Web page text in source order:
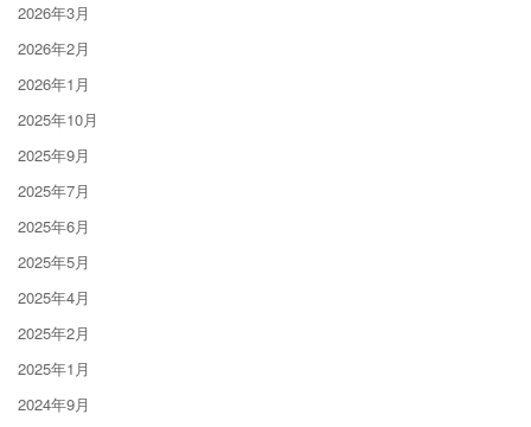
2026年3月
2026年2月
2026年1月
2025年10月
2025年9月
2025年7月
2025年6月
2025年5月
2025年4月
2025年2月
2025年1月
2024年9月